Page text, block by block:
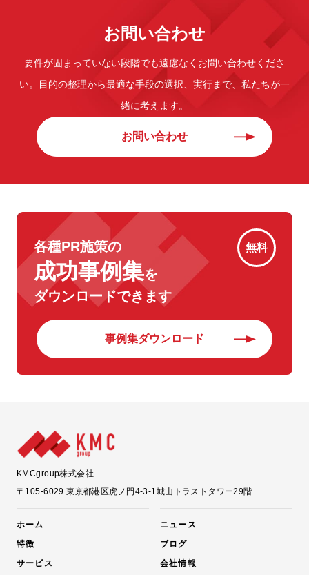
お問い合わせ
要件が固まっていない段階でも遠慮なくお問い合わせくださ
い。
目的の整理から最適な手段の選択、実行まで、私たちが一
緒に考えます。
お問い合わせ
無料
各種PR施策の
成功事例集を
ダウンロードできます
事例集ダウンロード
KMCgroup株式会社
〒105-6029東京都港区虎ノ門4-3-1城山トラストタワー29階
ホーム
特徴
サービス
ニュース
ブログ
会社情報